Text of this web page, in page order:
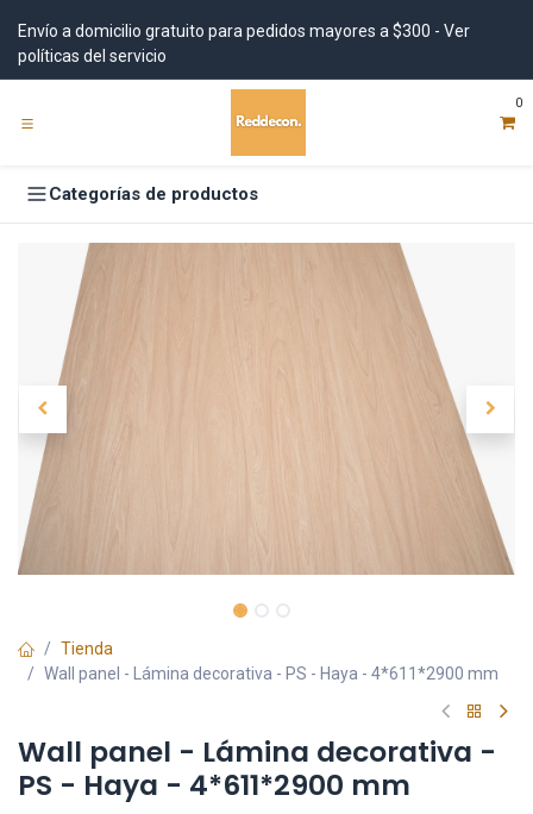
Envío a domicilio gratuito para pedidos mayores a $300 - Ver
políticas del servicio
0
Categorías de productos
Tienda
Wall panel - Lámina decorativa - PS - Haya - 4*611*2900 mm
Wall panel - Lámina decorativa -
PS - Haya - 4*611*2900 mm